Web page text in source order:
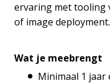
ervaring met
of image deployment.
Wat je meebrengt
Minimaal 1